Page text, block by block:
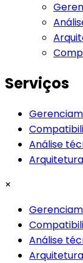
Serviços
Análise
×
Análise